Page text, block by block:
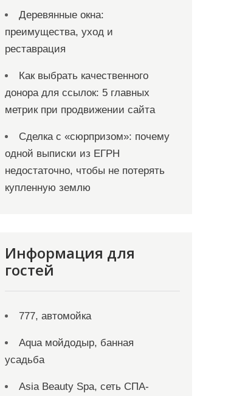
Деревянные окна:
преимущества, уход и
реставрация
Как выбрать качественного
донора для ссылок: 5 главных
метрик при продвижении сайта
Сделка с «сюрпризом»: почему
одной выписки из ЕГРН
недостаточно, чтобы не потерять
купленную землю
Информация для
гостей
777, автомойка
Aqua мойдодыр, банная
усадьба
Asia Beauty Spa, сеть СПА-